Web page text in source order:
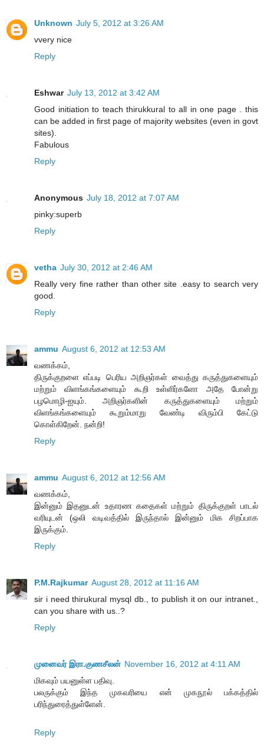
Unknown July 5, 2012 at 3:26 AM
vvery nice
Reply
Eshwar July 13, 2012 at 3:42 AM
Good initiation to teach thirukkural to all in one page . this
can be added in first page of majority websites (even in govt
sites).
Fabulous
Reply
Anonymous July 18, 2012 at 7:07 AM
pinky:superb
Reply
vetha July 30, 2012 at 2:46 AM
Really very fine rather than other site .easy to search very
good.
Reply
ammu August 6, 2012 at 12:53 AM
வணக்கம்,
திருக்குறளை எப்படி பெரிய அறிஞர்கள் வைத்து கருத்துகளையும்
மற்றும் விளங்கங்களையும் கூறி உள்ளிர்களோ அதே போன்று
பழமொழி-ஐயும். அறிஞர்களின் கருத்துகளையும் மற்றும்
விளங்கங்களையும் கூறும்மாறு வேண்டி விரும்பி கேட்டு
கொள்கிறேன். நன்றி!
Reply
ammu August 6, 2012 at 12:56 AM
வணக்கம்,
இன்னும் இதனுடன் உதாரண கதைகள் மற்றும் திருக்குறள் பாடல்
வரியுடன் (ஒலி வடிவத்தில் இருந்தால் இன்னும் மிக சிறப்பாக
இருக்கும்.
Reply
P.M.Rajkumar August 28, 2012 at 11:16 AM
sir i need thirukural mysql db., to publish it on our intranet.,
can you share with us..?
Reply
முனைவர் இரா.குணசீலன் November 16, 2012 at 4:11 AM
மிகவும் பயனுள்ள பதிவு.
பலருக்கும் இந்த முகவரியை என் முகநூல் பக்கத்தில்
பரிந்துரைத்துள்ளேன்.
Reply